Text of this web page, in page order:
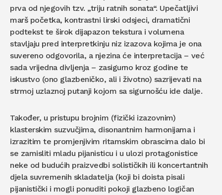
prva od njegovih tzv. „triju ratnih sonata“. Upečatljivi
marš početka, kontrastni lirski odsjeci, dramatični
podtekst te širok dijapazon tekstura i volumena
stavljaju pred interpretkinju niz izazova kojima je ona
suvereno odgovorila, a njezina će interpretacija – već
sada vrijedna divljenja – zasigurno kroz godine te
iskustvo (ono glazbeničko, ali i životno) sazrijevati na
strmoj uzlaznoj putanji kojom sa sigurnošću ide dalje.
Također, u pristupu brojnim (fizički izazovnim)
klasterskim suzvučjima, disonantnim harmonijama i
izrazitim te promjenjivim ritamskim obrascima dalo bi
se zamisliti mladu pijanisticu i u ulozi protagonistice
neke od budućih praizvedbi solističkih ili koncertantnih
djela suvremenih skladatelja (koji bi doista pisali
pijanistički i mogli ponuditi pokoji glazbeno logičan